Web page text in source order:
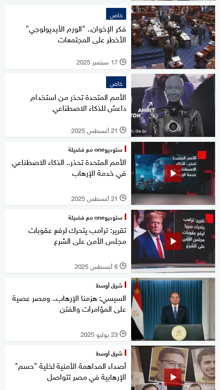
خاص
فكر الإخوان.. "الورم الأيديولوجي"
الأخطر على المجتمعات
l 17 سبتمبر 2025
خاص
الأمم المتحدة تحذر من استخدام
داعش للذكاء الاصطناعي
l 21 أغسطس 2025
ستوديوone مع فضيلة
الأمم المتحدة تحذر.. الذكاء الاصطناعي
في خدمة الإرهاب
l 21 أغسطس 2025
ستوديوone مع فضيلة
تقرير: ترامب يتحرك لرفع عقوبات
مجلس الأمن على الشرع
l 6 أغسطس 2025
شرق أوسط
السيسي: هزمنا الإرهاب.. ومصر عصية
على المؤامرات والفتن
l 23 يوليو 2025
شرق أوسط
أصداء المداهمة الأمنية لخلية "حسم"
الإرهابية في مصر تتواصل